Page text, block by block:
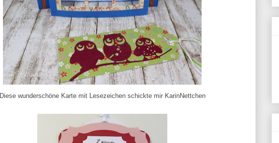
Diese wunderschöne Karte mit Lesezeichen schickte mir KarinNettchen